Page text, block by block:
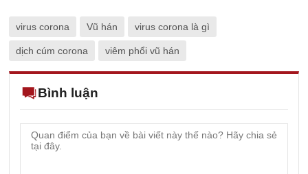
virus corona Vũ hán virus corona là gì
dịch cúm corona viêm phổi vũ hán
Bình luận